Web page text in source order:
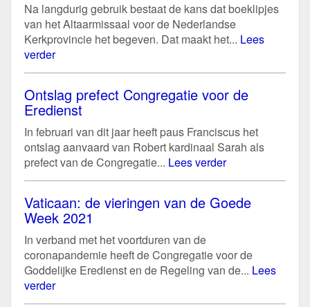
Na langdurig gebruik bestaat de kans dat boeklipjes
van het Altaarmissaal voor de Nederlandse
Kerkprovincie het begeven. Dat maakt het... Lees
verder
Ontslag prefect Congregatie voor de
Eredienst
In februari van dit jaar heeft paus Franciscus het
ontslag aanvaard van Robert kardinaal Sarah als
prefect van de Congregatie... Lees verder
Vaticaan: de vieringen van de Goede
Week 2021
In verband met het voortduren van de
coronapandemie heeft de Congregatie voor de
Goddelijke Eredienst en de Regeling van de... Lees
verder